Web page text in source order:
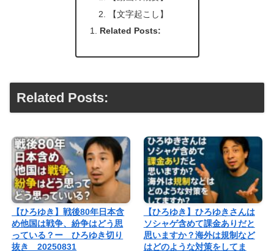
【文字起こし】
Related Posts:
Related Posts:
【ひろゆき】戦後80年日本含
め他国は戦争、紛争はどう思
っている？ー ひろゆき切り
抜き 20250831
【ひろゆき】ひろゆきさんは
ソシャゲ含めて課金ありだと
思いますか？海外は規制など
はどのような対策をしてま